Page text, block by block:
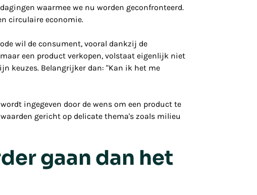
waarmee we nu worden geconfronteerd.
circulaire economie.
wil de consument, vooral dankzij de
een product verkopen, volstaat eigenlijk niet
keuzes. Belangrijker dan: "Kan ik het me
ingegeven door de wens om een product te
gericht op delicate thema's zoals milieu
gaan dan het